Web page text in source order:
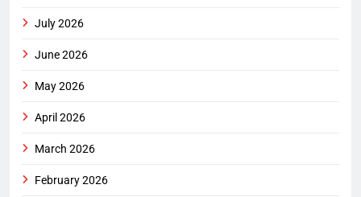
July 2026
June 2026
May 2026
April 2026
March 2026
February 2026